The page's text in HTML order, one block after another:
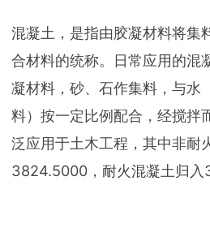
混凝土，是指由胶凝材料将集
合材料的统称。日常应用的混
凝材料，砂、石作集料，与水
料）按一定比例配合，经搅拌
泛应用于土木工程，其中非耐
3824.5000，耐火混凝土归入